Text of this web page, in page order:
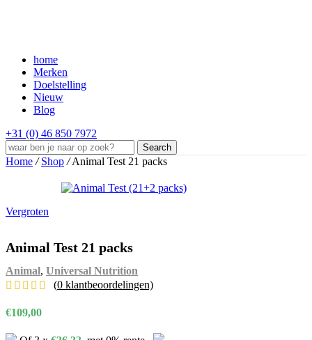
home
Merken
Doelstelling
Nieuw
Blog
+31 (0) 46 850 7972
Search
Home / Shop / Animal Test 21 packs
Vergroten
Animal Test 21 packs
Animal, Universal Nutrition
(0 klantbeoordelingen)
€109,00